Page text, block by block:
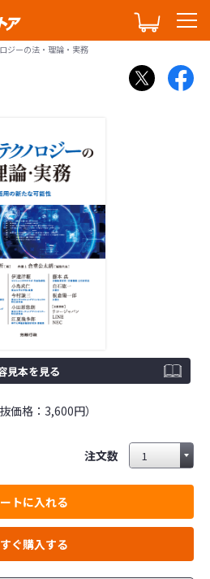
ジーの法・理論・実務
見本を見る
抜価格：3,600円）
注文数
トに入れる
ぐ購入する